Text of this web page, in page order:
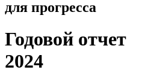
для прогресса
Годовой отчет
2024